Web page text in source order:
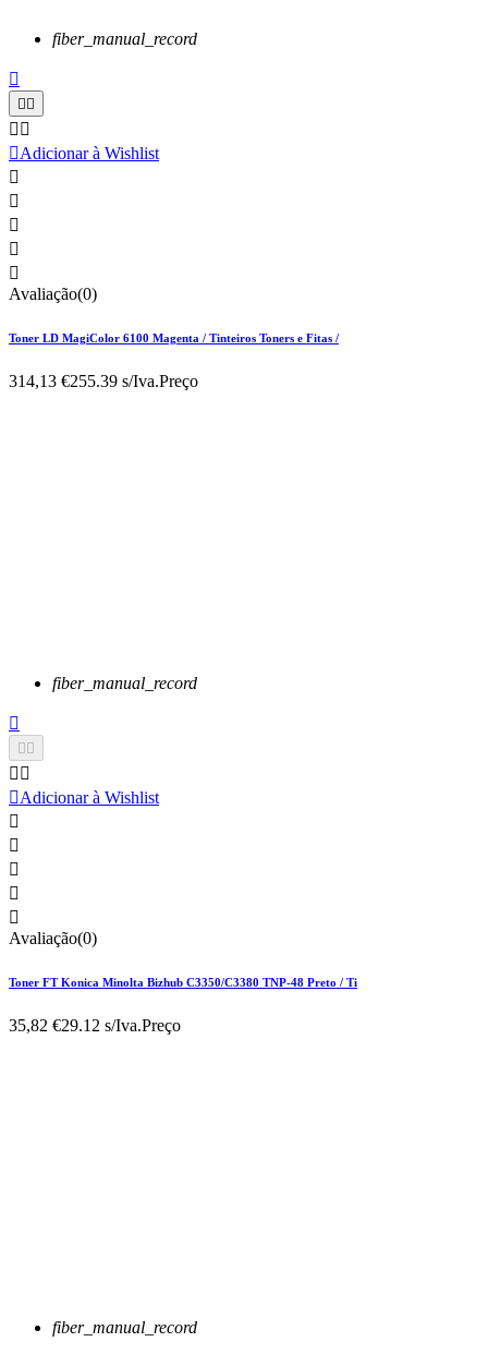
fiber_manual_record

 
 
Adicionar à Wishlist





Avaliação(0)
Toner LD MagiColor 6100 Magenta / Tinteiros Toners e Fitas /
314,13 €255.39 s/Iva.Preço
fiber_manual_record

 
 
Adicionar à Wishlist





Avaliação(0)
Toner FT Konica Minolta Bizhub C3350/C3380 TNP-48 Preto / Ti
35,82 €29.12 s/Iva.Preço
fiber_manual_record